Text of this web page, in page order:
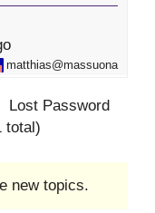
matthias@massuona
Lost Password
total)
new topics.